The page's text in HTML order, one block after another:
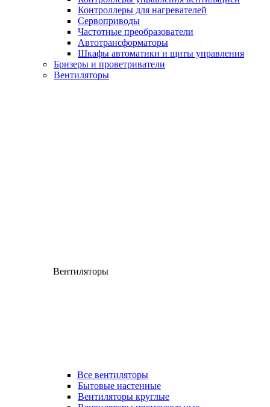
Контроллеры для нагревателей
Сервоприводы
Частотные преобразователи
Автотрансформаторы
Шкафы автоматики и щиты управления
Бризеры и проветриватели
Вентиляторы
Вентиляторы
Все вентиляторы
Бытовые настенные
Вентиляторы круглые